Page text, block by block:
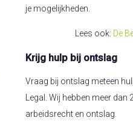
je mogelijkheden.
Lees ook: De
Krijg hulp bij ontslag
Vraag bij ontslag meteen
Legal. Wij hebben meer
arbeidsrecht en ontslag.